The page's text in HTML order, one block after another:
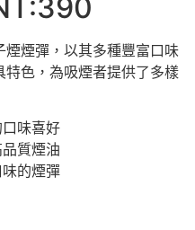
煙彈，以其多種豐富口味
色，為吸煙者提供了多樣
味喜好
質煙油
的煙彈